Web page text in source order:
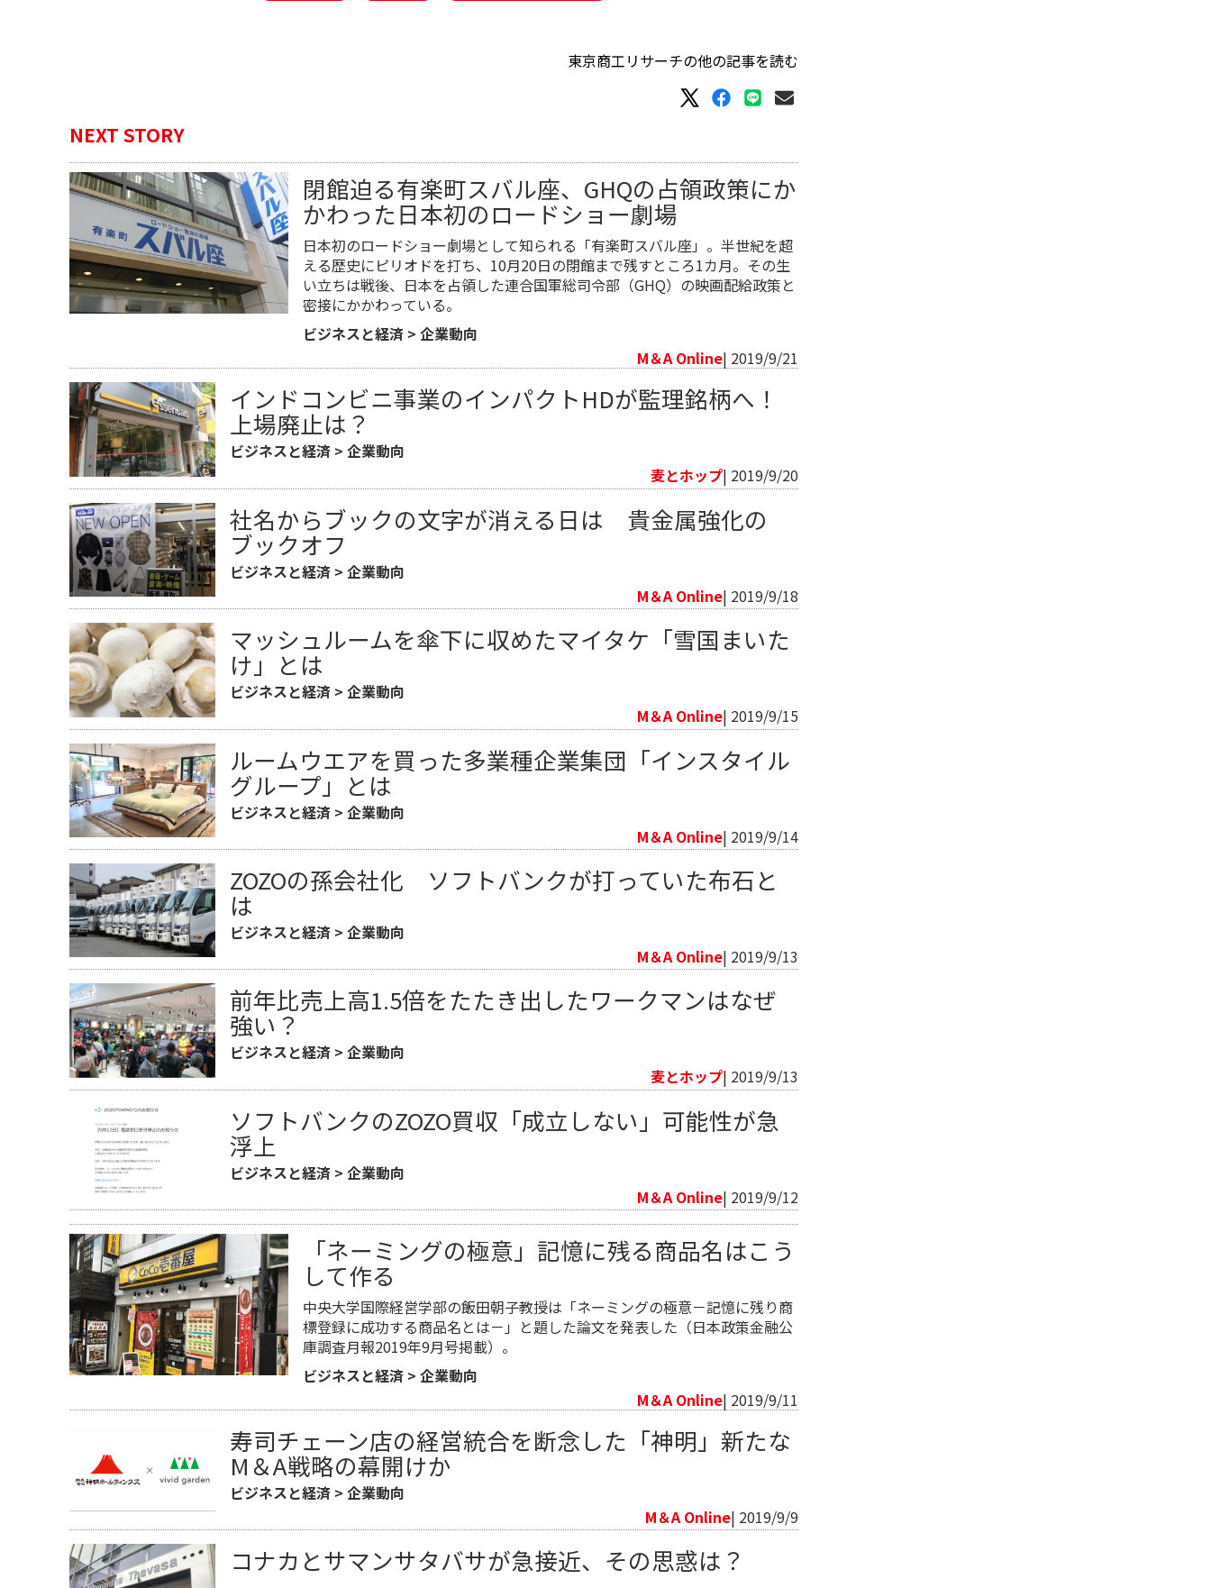
東京商工リサーチの他の記事を読む
NEXT STORY
閉館迫る有楽町スバル座、GHQの占領政策にか
かわった日本初のロードショー劇場
日本初のロードショー劇場として知られる「有楽町スバル座」。半世紀を超
える歴史にピリオドを打ち、10月20日の閉館まで残すところ1カ月。その生
い立ちは戦後、日本を占領した連合国軍総司令部（GHQ）の映画配給政策と
密接にかかわっている。
ビジネスと経済> 企業動向
M＆A Online| 2019/9/21
インドコンビニ事業のインパクトHDが監理銘柄へ！
上場廃止は？
ビジネスと経済 >企業動向
麦とホップ| 2019/9/20
社名からブックの文字が消える日は 貴金属強化の
ブックオフ
ビジネスと経済 >企業動向
M＆A Online| 2019/9/18
マッシュルームを傘下に収めたマイタケ「雪国まいた
け」とは
ビジネスと経済 >企業動向
M＆A Online| 2019/9/15
ルームウエアを買った多業種企業集団「インスタイル
グループ」とは
ビジネスと経済 >企業動向
M＆A Online| 2019/9/14
ZOZOの孫会社化 ソフトバンクが打っていた布石と
は
ビジネスと経済 >企業動向
M＆A Online| 2019/9/13
前年比売上高1.5倍をたたき出したワークマンはなぜ
強い？
ビジネスと経済 >企業動向
麦とホップ| 2019/9/13
ソフトバンクのZOZO買収「成立しない」可能性が急
浮上
ビジネスと経済 >企業動向
M＆A Online| 2019/9/12
「ネーミングの極意」記憶に残る商品名はこう
して作る
中央大学国際経営学部の飯田朝子教授は「ネーミングの極意－記憶に残り商
標登録に成功する商品名とは－」と題した論文を発表した（日本政策金融公
庫調査月報2019年9月号掲載）。
ビジネスと経済> 企業動向
M＆A Online| 2019/9/11
寿司チェーン店の経営統合を断念した「神明」新たな
M＆A戦略の幕開けか
ビジネスと経済 >企業動向
M＆A Online| 2019/9/9
コナカとサマンサタバサが急接近、その思惑は？